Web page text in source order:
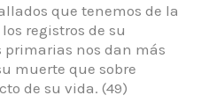
que tenemos de la
registros de su
primarias nos dan más
muerte que sobre
de su vida. (49)